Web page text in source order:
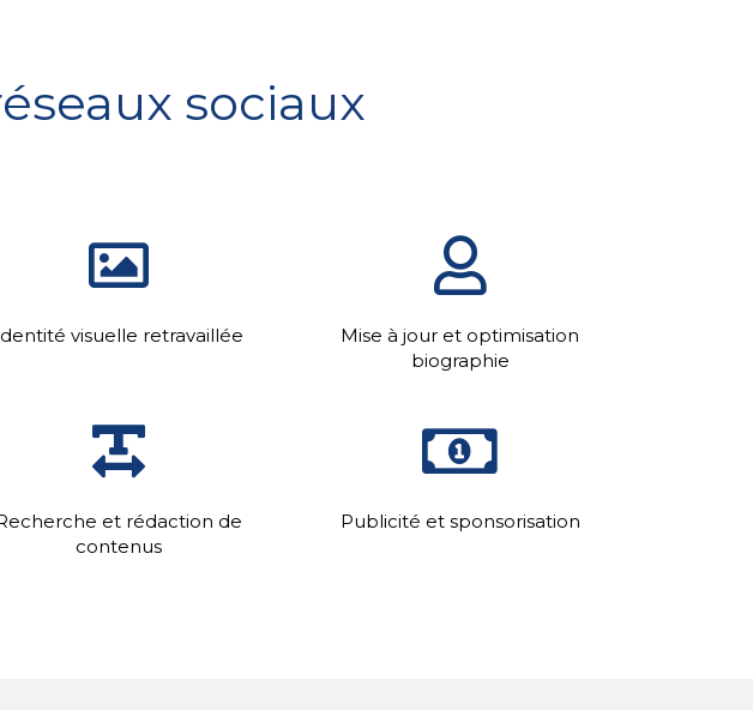
sociaux
visuelle retravaillée
Mise à jour et optimisation
biographie
et rédaction de
contenus
Publicité et sponsorisation